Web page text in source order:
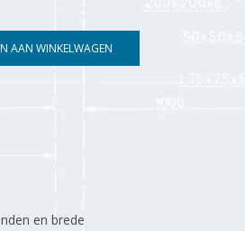
AAN WINKELWAGEN
en brede